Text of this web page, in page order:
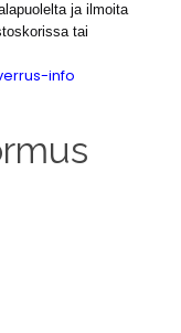
ja ilmoita
tai
info